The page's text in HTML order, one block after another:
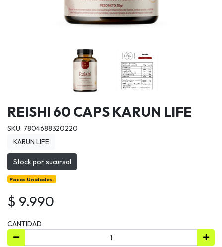
REISHI 60 CAPS KARUN LIFE
SKU: 7804688320220
KARUN LIFE
Stock por sucursal
Pocas Unidades.
$ 9.990
CANTIDAD